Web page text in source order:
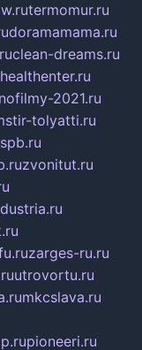
termomur.ru
doramamama.ru
clean-dreams.ru
healthenter.ru
2021.ru
tolyatti.ru
zvonitut.ru
zarges-ru.ru
utrovortu.ru
mkcslava.ru
pioneeri.ru